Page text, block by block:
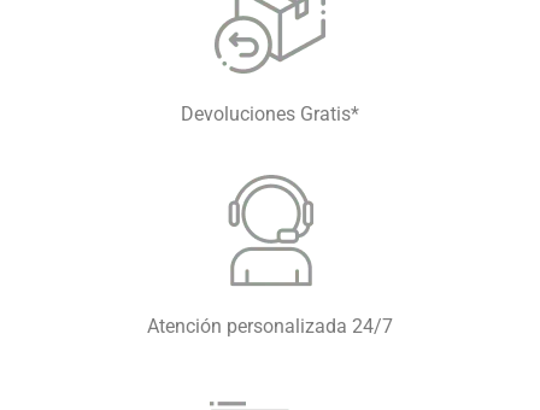
Devoluciones Gratis*
Atención personalizada 24/7